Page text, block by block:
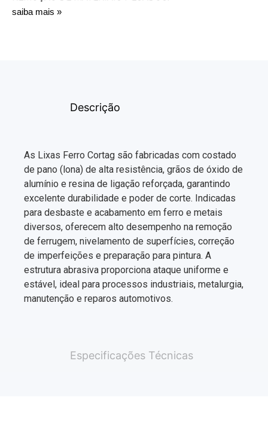
saiba mais »
Descrição
Especificações Técnicas
As Lixas Ferro Cortag são fabricadas com costado
de pano (lona) de alta resistência, grãos de óxido de
alumínio e resina de ligação reforçada, garantindo
excelente durabilidade e poder de corte. Indicadas
para desbaste e acabamento em ferro e metais
diversos, oferecem alto desempenho na remoção
de ferrugem, nivelamento de superfícies, correção
de imperfeições e preparação para pintura. A
estrutura abrasiva proporciona ataque uniforme e
estável, ideal para processos industriais, metalurgia,
manutenção e reparos automotivos.